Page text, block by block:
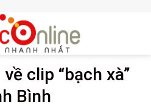
clip “bạch xà”
Bình